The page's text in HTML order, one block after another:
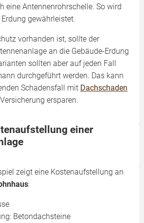
eine Antennenrohrschelle. So wird
gewährleistet.
vorhanden ist, sollte der
an die Gebäude-Erdung
sollten aber auf jeden Fall
durchgeführt werden. Das kann
Schadensfall mit Dachschaden
ersparen.
einer
zeigt eine Kostenaufstellung an
:
Betondachsteine